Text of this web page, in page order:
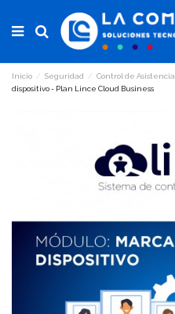
Inicio Seguridad Control de Asistencia
dispositivo - Plan Lince Cloud Business